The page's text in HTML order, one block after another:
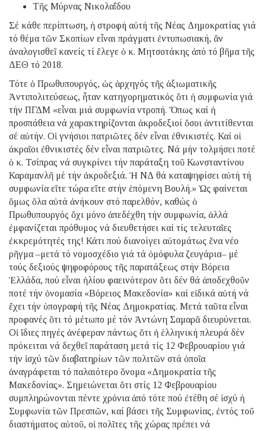
Τῆς Μύρνας Νικολαΐδου
Σέ κάθε περίπτωση, ἡ στροφή αὐτή τῆς Νέας Δημοκρατίας γιά
τό θέμα τῶν Σκοπίων εἶναι πράγματι ἐντυπωσιακή, ἄν
ἀναλογισθεῖ κανείς τί ἔλεγε ὁ κ. Μητσοτάκης ἀπό τό βῆμα τῆς
ΔΕΘ τό 2018.
Τότε ὁ Πρωθυπουργός, ὡς ἀρχηγός τῆς ἀξιωματικῆς
Ἀντιπολιτεύσεως, ἦταν κατηγορηματικός ὅτι ἡ συμφωνία γιά
τήν ΠΓΔΜ «εἶναι μιά συμφωνία ντροπή. Ὅπως καί ἡ
προσπάθεια νά χαρακτηρίζονται ἀκροδεξιοί ὅσοι ἀντιτίθενται
σέ αὐτήν. Οἱ γνήσιοι πατριῶτες δέν εἶναι ἐθνικιστές. Καί οἱ
ἀκραῖοι ἐθνικιστές δέν εἶναι πατριῶτες. Νά μήν τολμήσει ποτέ
ὁ κ. Τσίπρας νά συγκρίνει τήν παράταξη τοῦ Κωνσταντίνου
Καραμανλῆ μέ τήν ἀκροδεξιά. Ἡ ΝΔ θά καταψηφίσει αὐτή τή
συμφωνία εἴτε τώρα εἴτε στήν ἑπόμενη Βουλή.» Ὡς φαίνεται
ὅμως ὅλα αὐτά ἀνήκουν στό παρελθόν, καθώς ὁ
Πρωθυπουργός ὄχι μόνο ἀπεδέχθη τήν συμφωνία, ἀλλά
ἐμφανίζεται πρόθυμος νά διευθετήσει καί τίς τελευταῖες
ἐκκρεμότητές της! Κάτι πού διανοίγει αὐτομάτως ἕνα νέο
ρῆγμα –μετά τό νομοσχέδιο γιά τά ὁμόφυλα ζευγάρια– μέ
τούς δεξιούς ψηφοφόρους τῆς παρατάξεως στήν Βόρεια
Ἑλλάδα, πού εἶναι ἡλίου φαεινότερον ὅτι δέν θά ἀποδεχθοῦν
ποτέ τήν ὀνομασία «Βόρειος Μακεδονία» καί εἰδικά αὐτή νά
ἔχει τήν ὑπογραφή τῆς Νέας Δημοκρατίας. Μετά ταῦτα εἶναι
προφανές ὅτι τό μέτωπο μέ τόν Ἀντώνη Σαμαρᾶ διευρύνεται.
Οἱ ἴδιες πηγές ἀνέφεραν πάντως ὅτι ἡ ἑλληνική πλευρά δέν
πρόκειται νά δεχθεῖ παράταση μετά τίς 12 Φεβρουαρίου γιά
τήν ἰσχύ τῶν διαβατηρίων τῶν πολιτῶν στά ὁποῖα
ἀναγράφεται τό παλαιότερο ὄνομα «Δημοκρατία τῆς
Μακεδονίας». Σημειώνεται ὅτι στίς 12 Φεβρουαρίου
συμπληρώνονται πέντε χρόνια ἀπό τότε πού ἐτέθη σέ ἰσχύ ἡ
Συμφωνία τῶν Πρεσπῶν, καί βάσει τῆς Συμφωνίας, ἐντός τοῦ
διαστήματος αὐτοῦ, οἱ πολῖτες τῆς χώρας πρέπει νά